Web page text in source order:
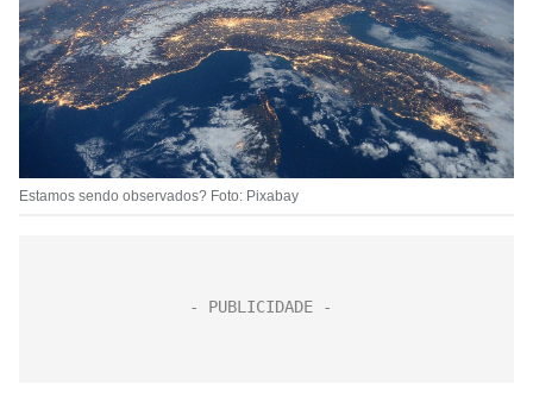
Estamos sendo observados? Foto: Pixabay